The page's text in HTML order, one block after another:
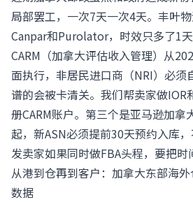
局部罢工，一次7天一次4天。丰叶
Canpar和Purolator，时效只多了1
CARM（加拿大评估收入管理）从
面执行，非居民进口商（NRI）必须
谱的会被卡清关。我们帮卖家做IOR
册CARM账户。第三个是亚马逊加拿
起，新ASN必须提前30天预约入库
发卖家如果同时做FBA头程，要把时
从港到仓再到客户：加拿大东部海
数据